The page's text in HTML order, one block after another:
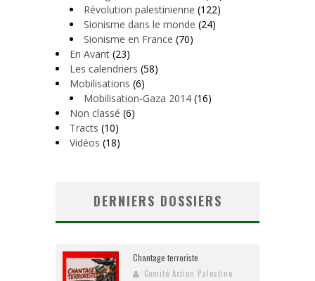
Révolution palestinienne (122)
Sionisme dans le monde (24)
Sionisme en France (70)
En Avant (23)
Les calendriers (58)
Mobilisations (6)
Mobilisation-Gaza 2014 (16)
Non classé (6)
Tracts (10)
Vidéos (18)
DERNIERS DOSSIERS
Chantage terroriste
Comité Action Palestine